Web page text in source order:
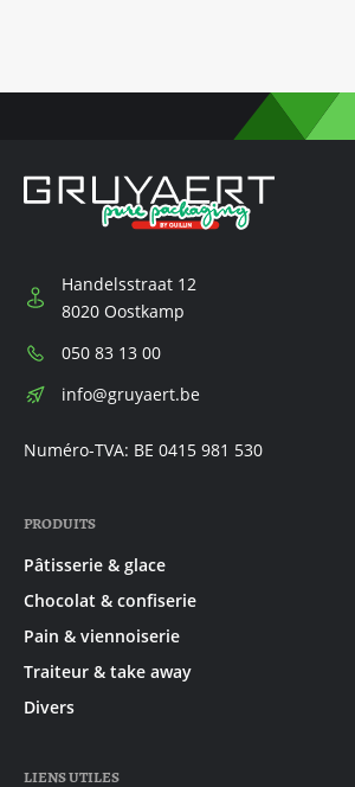
Handelsstraat 12
8020 Oostkamp
Téléphone:
050 83 13 00
E-
info@gruyaert.be
Numéro-TVA: BE 0415 981 530
PRODUITS
Pâtisserie & glace
Chocolat & confiserie
Pain & viennoiserie
Traiteur & take away
Divers
LIENS UTILES